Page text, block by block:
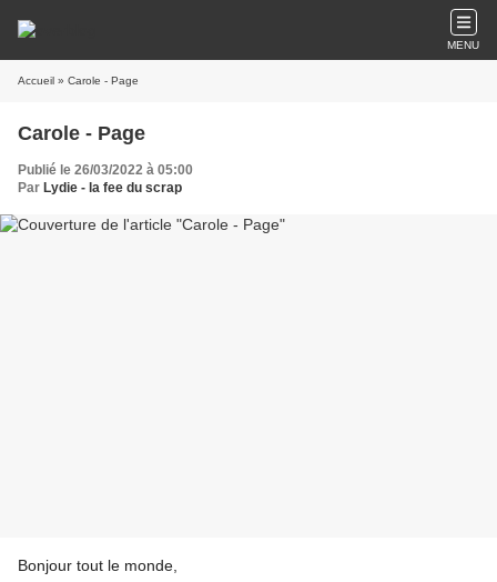
MENU
Accueil » Carole - Page
Carole - Page
Publié le 26/03/2022 à 05:00
Par Lydie - la fee du scrap
Bonjour tout le monde,